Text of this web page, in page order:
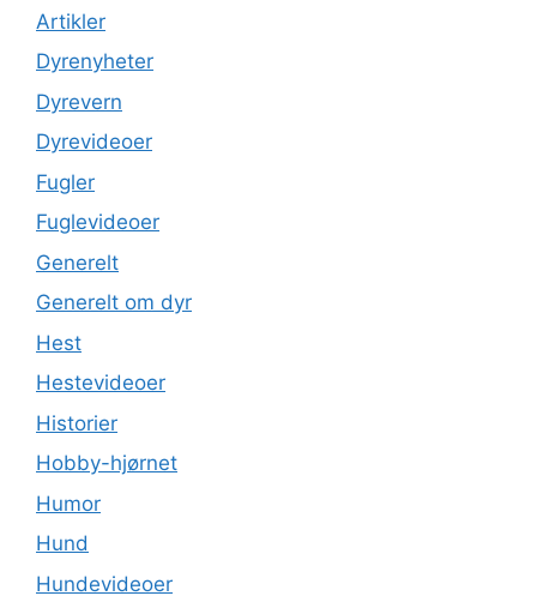
Artikler
Dyrenyheter
Dyrevern
Dyrevideoer
Fugler
Fuglevideoer
Generelt
Generelt om dyr
Hest
Hestevideoer
Historier
Hobby-hjørnet
Humor
Hund
Hundevideoer